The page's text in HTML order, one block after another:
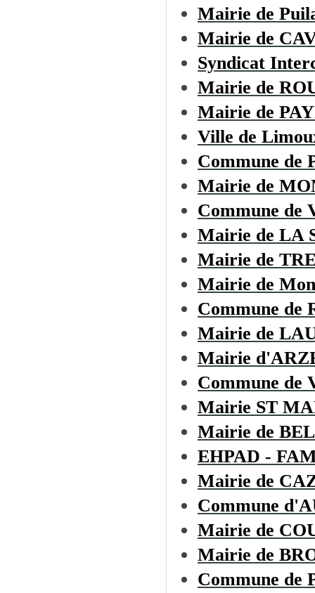
Mairie de
Mairie de
Syndicat
Mairie de
Mairie de
Ville de
Commune de
Mairie de
Commune
Mairie de LA
Mairie de
Mairie de
Commune de
Mairie de
Mairie
Commune
Mairie ST
Mairie de
EHPAD -
Mairie de
Commune
Mairie de
Mairie de
Commune de